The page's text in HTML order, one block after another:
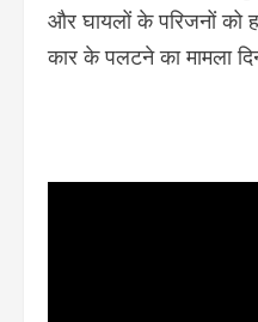
और घायलों के परिजनों को
कार के पलटने का मामला